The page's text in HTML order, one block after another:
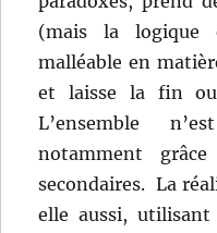
(mais la logique
malléable en
et laisse la fin
L’ensemble
notamment
secondaires. La
elle aussi,